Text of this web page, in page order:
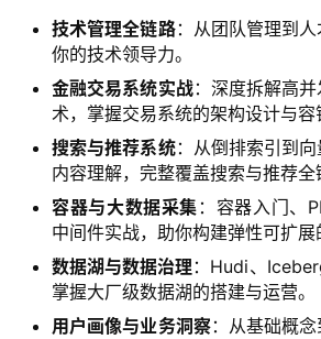
技术管理全链路：从团队管理到
你的技术领导力。
金融交易系统实战：深度拆解高
术，掌握交易系统的架构设计与容
搜索与推荐系统：从倒排索引到向
内容理解，完整覆盖搜索与推荐全
容器与大数据采集 ：容器入门、
中间件实战，助你构建弹性可扩展
数据湖与数据治理 ：Hudi、
掌握大厂级数据湖的搭建与运营。
用户画像与业务洞察：从基础概